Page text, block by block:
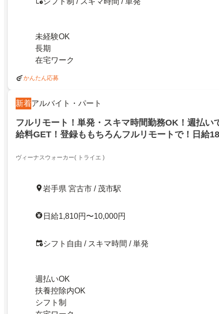
未経験OK
長期
在宅ワーク
かんたん応募
新着アルバイト・パート
フルリモート！単発・スキマ時間勤務OK！週払い
給料GET！登録ももちろんフルリモートで！日給
ヴィーナスウォーカー( トライエ )
岩手県 宮古市 / 茂市駅
日給1,810円〜10,000円
シフト自由 / スキマ時間 / 単発
週払いOK
扶養控除内OK
シフト制